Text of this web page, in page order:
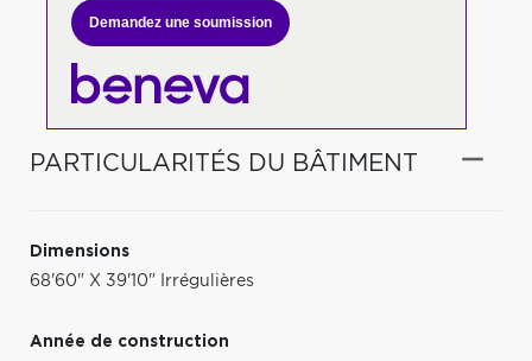
Demandez une soumission
PARTICULARITÉS DU BÂTIMENT
Dimensions
68'60" X 39'10" Irrégulières
Année de construction